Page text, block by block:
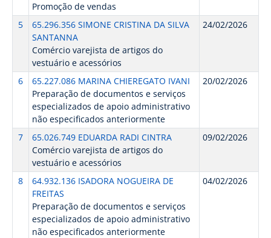
Promoção de vendas
5
65.296.356 SIMONE CRISTINA DA SILVA
SANTANNA
Comércio varejista de artigos do
vestuário e acessórios
24/02/2026
6
65.227.086 MARINA CHIEREGATO IVANI
Preparação de documentos e serviços
especializados de apoio administrativo
não especificados anteriormente
20/02/2026
7
65.026.749 EDUARDA RADI CINTRA
Comércio varejista de artigos do
vestuário e acessórios
09/02/2026
8
64.932.136 ISADORA NOGUEIRA DE
FREITAS
Preparação de documentos e serviços
especializados de apoio administrativo
não especificados anteriormente
04/02/2026